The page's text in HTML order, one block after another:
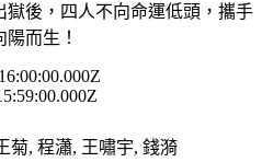
後，四人不向命運低頭，攜手
而生！
菊, 程瀟, 王嘯宇, 錢漪